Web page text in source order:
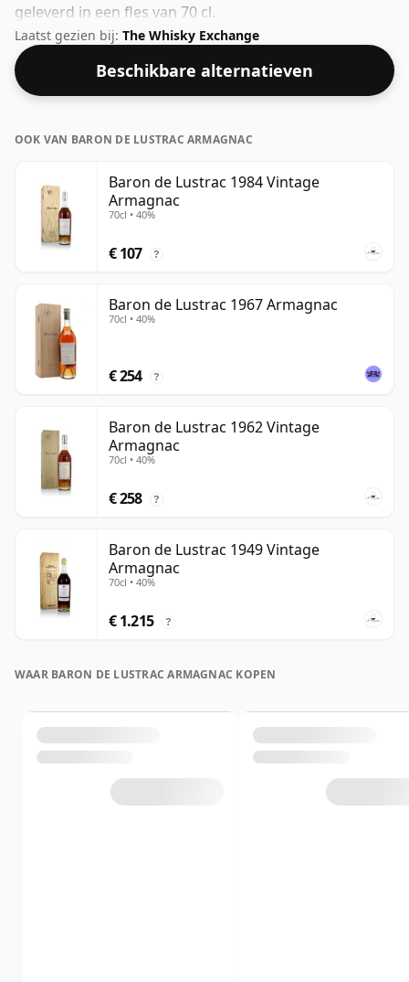
geleverd in een fles van 70 cl.
Laatst gezien bij: The Whisky Exchange
Beschikbare alternatieven
OOK VAN BARON DE LUSTRAC ARMAGNAC
Baron de Lustrac 1984 Vintage
Armagnac
70cl • 40%
€ 107 ?
Baron de Lustrac 1967 Armagnac
70cl • 40%
€ 254 ?
Baron de Lustrac 1962 Vintage
Armagnac
70cl • 40%
€ 258 ?
Baron de Lustrac 1949 Vintage
Armagnac
70cl • 40%
€ 1.215 ?
WAAR BARON DE LUSTRAC ARMAGNAC KOPEN